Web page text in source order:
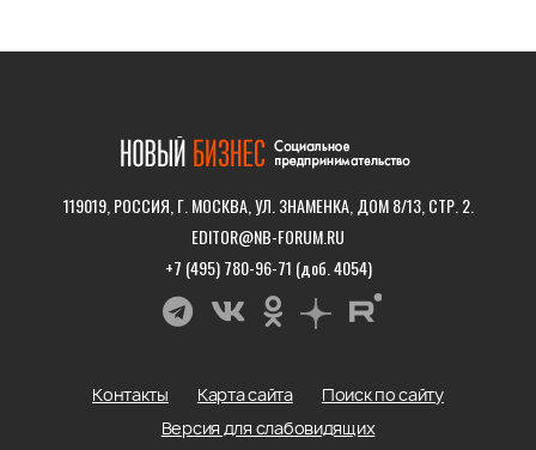
119019, РОССИЯ, Г. МОСКВА, УЛ. ЗНАМЕНКА, ДОМ 8/13, СТР. 2.
EDITOR@NB-FORUM.RU
+7 (495) 780-96-71 (доб. 4054)
Контакты Карта сайта
Поиск по сайту
Версия для слабовидящих